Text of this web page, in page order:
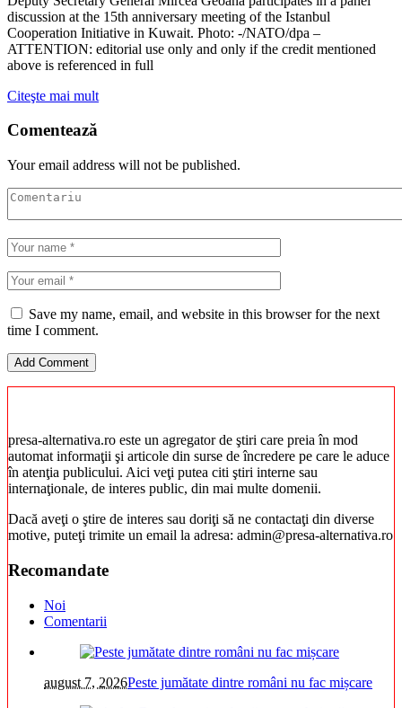
discussion at the 15th anniversary meeting of the Istanbul
Cooperation Initiative in Kuwait. Photo: -/NATO/dpa –
ATTENTION: editorial use only and only if the credit mentioned
above is referenced in full
Citeşte mai mult
Comentează
Your email address will not be published.
Save my name, email, and website in this browser for the next
time I comment.
presa-alternativa.ro este un agregator de ştiri care preia în mod
automat informaţii şi articole din surse de încredere pe care le aduce
în atenţia publicului. Aici veţi putea citi ştiri interne sau
internaţionale, de interes public, din mai multe domenii.
Dacă aveţi o ştire de interes sau doriţi să ne contactaţi din diverse
motive, puteţi trimite un email la adresa: admin@presa-alternativa.ro
Recomandate
Noi
Comentarii
august 7, 2026Peste jumătate dintre români nu fac mișcare